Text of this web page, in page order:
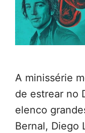
A minissérie
de estrear no
elenco
Bernal, Diego